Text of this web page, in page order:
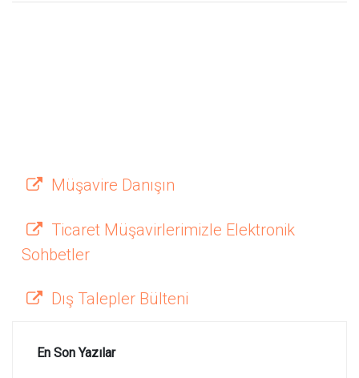
Müşavire Danışın
Ticaret Müşavirlerimizle Elektronik
Sohbetler
Dış Talepler Bülteni
En Son Yazılar